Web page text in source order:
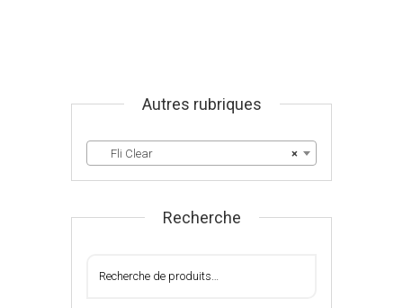
Autres rubriques
×
Fli Clear
Recherche